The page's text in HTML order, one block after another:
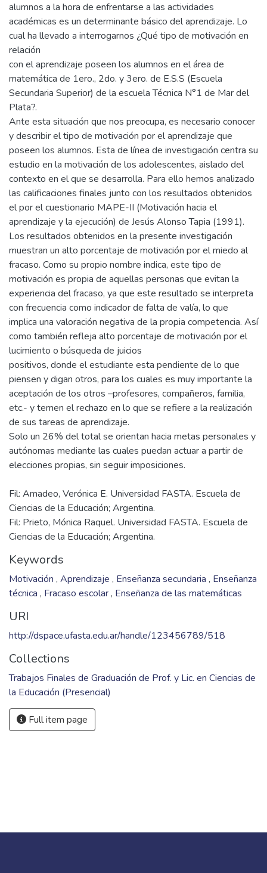
alumnos a la hora de enfrentarse a las actividades
académicas es un determinante básico del aprendizaje. Lo
cual ha llevado a interrogarnos ¿Qué tipo de motivación en
relación
con el aprendizaje poseen los alumnos en el área de
matemática de 1ero., 2do. y 3ero. de E.S.S (Escuela
Secundaria Superior) de la escuela Técnica N°1 de Mar del
Plata?.
Ante esta situación que nos preocupa, es necesario conocer
y describir el tipo de motivación por el aprendizaje que
poseen los alumnos. Esta de línea de investigación centra su
estudio en la motivación de los adolescentes, aislado del
contexto en el que se desarrolla. Para ello hemos analizado
las calificaciones finales junto con los resultados obtenidos
el por el cuestionario MAPE-II (Motivación hacia el
aprendizaje y la ejecución) de Jesús Alonso Tapia (1991).
Los resultados obtenidos en la presente investigación
muestran un alto porcentaje de motivación por el miedo al
fracaso. Como su propio nombre indica, este tipo de
motivación es propia de aquellas personas que evitan la
experiencia del fracaso, ya que este resultado se interpreta
con frecuencia como indicador de falta de valía, lo que
implica una valoración negativa de la propia competencia. Así
como también refleja alto porcentaje de motivación por el
lucimiento o búsqueda de juicios
positivos, donde el estudiante esta pendiente de lo que
piensen y digan otros, para los cuales es muy importante la
aceptación de los otros –profesores, compañeros, familia,
etc.- y temen el rechazo en lo que se refiere a la realización
de sus tareas de aprendizaje.
Solo un 26% del total se orientan hacia metas personales y
autónomas mediante las cuales puedan actuar a partir de
Fil: Amadeo, Verónica E. Universidad FASTA. Escuela de
Ciencias de la Educación; Argentina.
Fil: Prieto, Mónica Raquel. Universidad FASTA. Escuela de
Ciencias de la Educación; Argentina.
Keywords
Motivación , Aprendizaje , Enseñanza secundaria , Enseñanza
técnica , Fracaso escolar, Enseñanza de las matemáticas
URI
http://dspace.ufasta.edu.ar/handle/123456789/518
Collections
Trabajos Finales de Graduación de Prof. y Lic. en Ciencias de
la Educación (Presencial)
Full item page